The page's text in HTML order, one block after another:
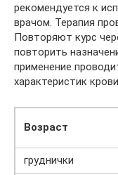
рекомендуется к
врачом. Терапия
Повторяют курс
повторить
применение
характеристик крови.
Возраст
груднички